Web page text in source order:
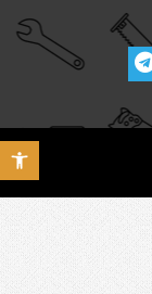
פתח